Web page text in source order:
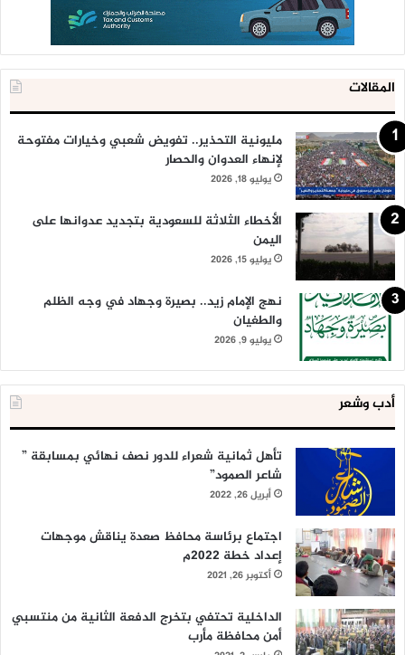
المقالات
مليونية التحذير.. تفويض شعبي وخيارات مفتوحة
لإنهاء العدوان والحصار
يوليو 18, 2026
الأخطاء الثلاثة للسعودية بتجديد عدوانها على
اليمن
يوليو 15, 2026
نهج الإمام زيد.. بصيرة وجهاد في وجه الظلم
والطغيان
يوليو 9, 2026
أدب وشعر
تأهل ثمانية شعراء للدور نصف نهائي بمسابقة ”
شاعر الصمود”
أبريل 26, 2022
اجتماع برئاسة محافظ صعدة يناقش موجهات
إعداد خطة 2022م
أكتوبر 26, 2021
الداخلية تحتفي بتخرج الدفعة الثانية من منتسبي
أمن محافظة مأرب